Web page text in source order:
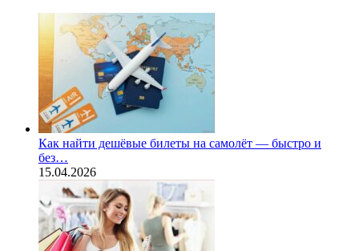
Как найти дешёвые билеты на самолёт — быстро и
без…
15.04.2026